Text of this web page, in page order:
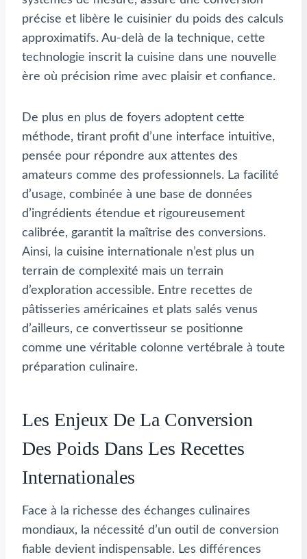
précise et libère le cuisinier du poids des calculs
approximatifs. Au-delà de la technique, cette
technologie inscrit la cuisine dans une nouvelle
ère où précision rime avec plaisir et confiance.
De plus en plus de foyers adoptent cette
méthode, tirant profit d’une interface intuitive,
pensée pour répondre aux attentes des
amateurs comme des professionnels. La facilité
d’usage, combinée à une base de données
d’ingrédients étendue et rigoureusement
calibrée, garantit la maîtrise des conversions.
Ainsi, la cuisine internationale n’est plus un
terrain de complexité mais un terrain
d’exploration accessible. Entre recettes de
pâtisseries américaines et plats salés venus
d’ailleurs, ce convertisseur se positionne
comme une véritable colonne vertébrale à toute
préparation culinaire.
Les Enjeux De La Conversion
Des Poids Dans Les Recettes
Internationales
Face à la richesse des échanges culinaires
mondiaux, la nécessité d’un outil de conversion
fiable devient indispensable. Les différences